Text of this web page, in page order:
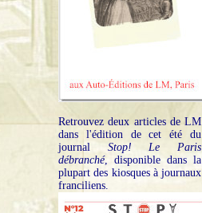
Retrouvez deux articles de LM
dans l'édition de cet été du
journal Stop! Le Paris
débranché, disponible dans la
plupart des kiosques à journaux
franciliens.